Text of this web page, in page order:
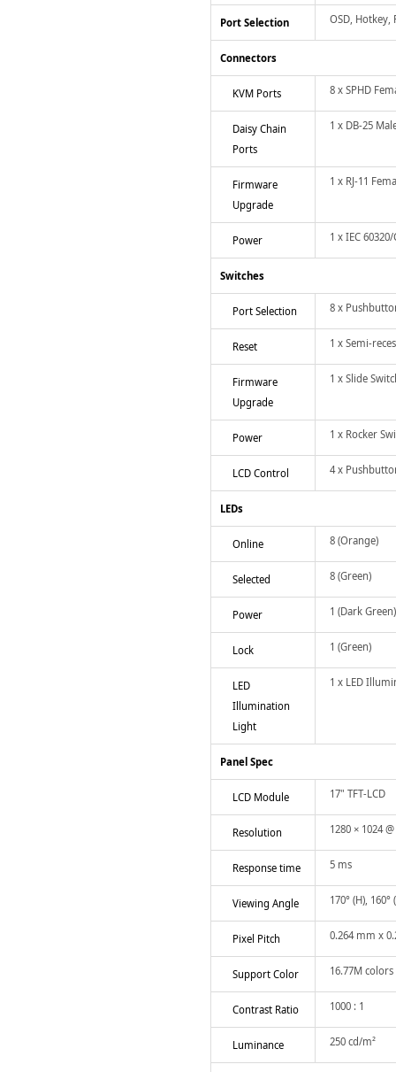
Port Selection OSD, Hotkey,
Connectors
KVM Ports 8 x SPHD
Daisy Chain
Ports
1 x DB-25
Firmware
Upgrade
1 x RJ-11
Power 1 x IEC 60320/
Switches
Port Selection 8 x
Reset 1 x Semi-
Firmware
Upgrade
1 x Slide
Power 1 x Rocker
LCD Control 4 x
LEDs
Online 8 (Orange)
Selected 8 (Green)
Power 1 (Dark Green)
Lock 1 (Green)
LED
Illumination
Light
1 x LED
Panel Spec
LCD Module 17" TFT-LCD
Resolution 1280 × 1024
Response time 5 ms
Viewing Angle 170° (H), 160°
Pixel Pitch 0.264 mm x
Support Color 16.77M colors
Contrast Ratio 1000 : 1
Luminance 250 cd/m²